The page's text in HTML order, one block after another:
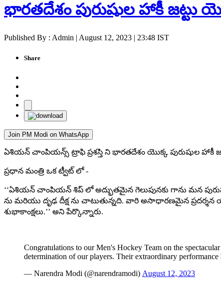
భారతదేశం పురుషుల హాకీ జట్టు
Published By : Admin | August 12, 2023 | 23:48 IST
Share
Join PM Modi on WhatsApp
ఏశియన్ చాంపియన్స్ ట్రాఫి ప్రశస్తి ని భారతదేశం యొక్క పురుషుల హాకీ
ప్రధాన మంత్రి ఒక ట్వీట్ లో -
‘‘ఏశియన్ చాంపియన్ శిప్ లో అద్భుతమైన గెలుపునకు గాను మన
ను మరియు దృఢ దీక్ష ను చాటుతున్నది. వారి అసాధారణమైన
శుభాకాంక్షలు.’’ అని పేర్కొన్నారు.
Congratulations to our Men's Hockey Team on the
determination of our players. Their extraordinary
— Narendra Modi (@narendramodi) August 12, 2023